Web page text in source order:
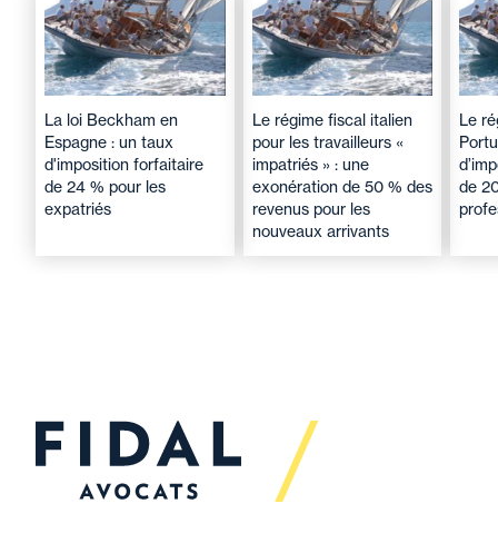
La loi Beckham en
Espagne : un taux
d'imposition forfaitaire
de 24 % pour les
expatriés
Le régime fiscal italien
pour les travailleurs «
impatriés » : une
exonération de 50 % des
revenus pour les
nouveaux arrivants
Le
de